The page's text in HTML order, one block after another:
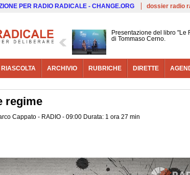
Salta
PER RADIO RADICALE - CHANGE.ORG dossier radio
Presentazione del libro "Le
di Tommaso Cerno.
RIASCOLTA ARCHIVIO RUBRICHE DIRETTE
regime
Cappato - RADIO - 09:00 Durata: 1 ora 27 min